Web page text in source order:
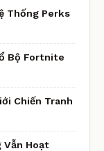
Thống Perks
Bộ Fortnite
Chiến Tranh
Vẫn Hoạt